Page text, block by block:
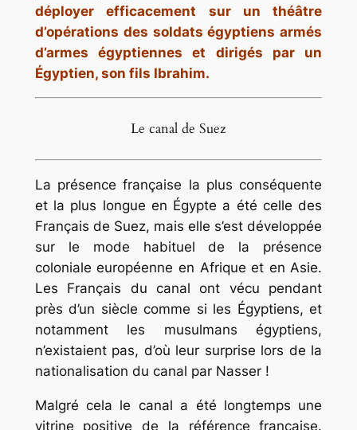
déployer efficacement sur un théâtre
d’opérations des soldats égyptiens armés
d’armes égyptiennes et dirigés par un
Égyptien, son fils Ibrahim.
Le canal de Suez
La présence française la plus conséquente
et la plus longue en Égypte a été celle des
Français de Suez, mais elle s’est développée
sur le mode habituel de la présence
coloniale européenne en Afrique et en Asie.
Les Français du canal ont vécu pendant
près d’un siècle comme si les Égyptiens, et
notamment les musulmans égyptiens,
n’existaient pas, d’où leur surprise lors de la
nationalisation du canal par Nasser !
Malgré cela le canal a été longtemps une
vitrine positive de la référence française.